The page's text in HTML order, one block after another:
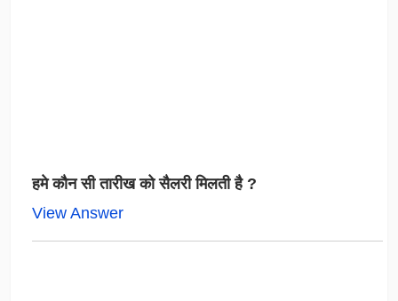
हमे कौन सी तारीख को सैलरी मिलती है ?
View Answer